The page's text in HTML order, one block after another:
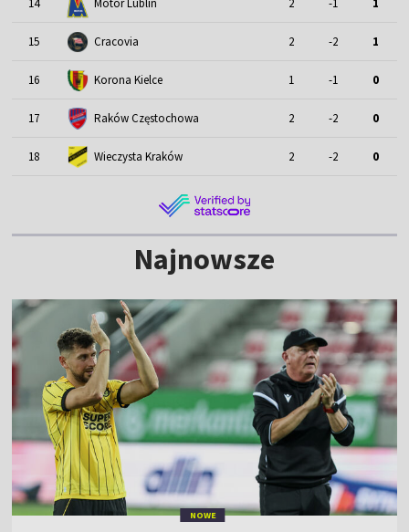
14 Motor Lublin 2 -1 1
15 Cracovia 2 -2 1
16 Korona Kielce 1 -1 0
17 Raków Częstochowa 2 -2 0
18 Wieczysta Kraków 2 -2 0
Najnowsze
NOWE